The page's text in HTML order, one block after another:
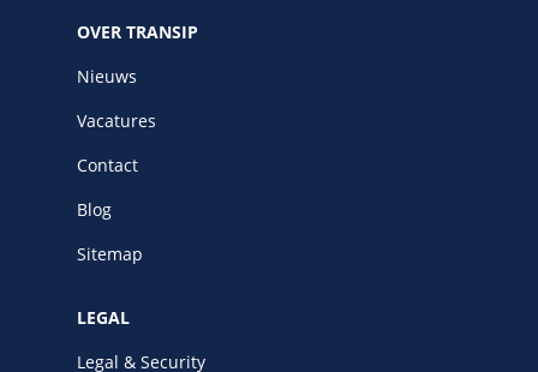
OVER TRANSIP
Nieuws
Vacatures
Contact
Blog
Sitemap
LEGAL
Legal & Security